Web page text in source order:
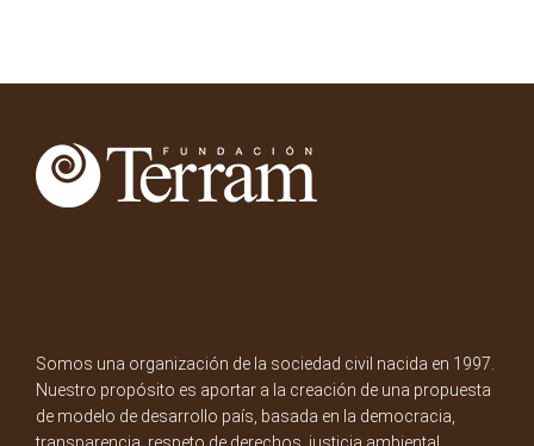
Somos una organización de la sociedad civil nacida en 1997.
Nuestro propósito es aportar a la creación de una propuesta
de modelo de desarrollo país, basada en la democracia,
transparencia, respeto de derechos, justicia ambiental,